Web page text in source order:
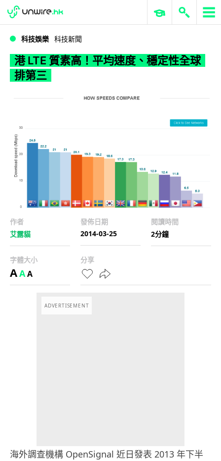
港 LTE 質素高！平均速度、穩定性全球排第三
WWDC 2026 ERP 與商業 AI
科技娛樂 科技新聞
港 LTE 質素高！平均速度、穩定性全球
排第三
作者
艾露貓
發佈日期
2014-03-25
閱讀時間
2分鐘
字體大小
AAA
分享
ADVERTISEMENT
海外調查機構 OpenSignal 近日發表 2013 年下半